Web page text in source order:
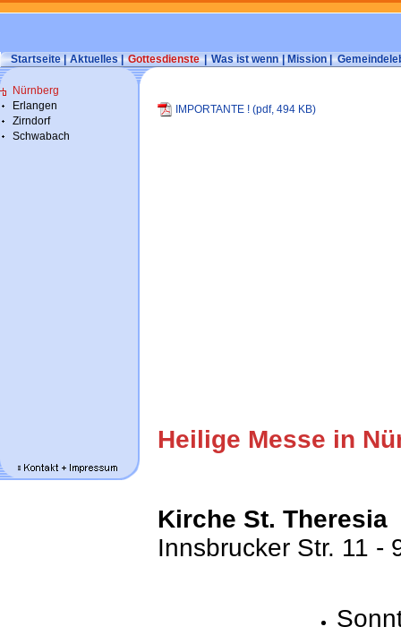
Startseite | Aktuelles | Gottesdienste | Was ist wenn | Mission |
Nürnberg
Erlangen
Zirndorf
Schwabach
IMPORTANTE ! (pdf, 494 KB)
Heilige Messe in
Kirche St. Theresia
Innsbrucker Str. 11 -